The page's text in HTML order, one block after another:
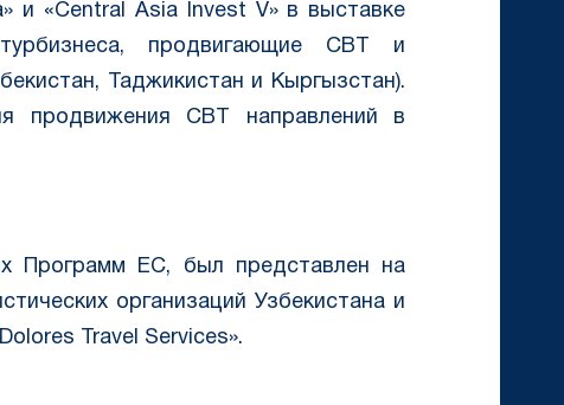
и «Central Asia Invest V» в выставке
продвигающие CBT и
Таджикистан и Кыргызстан).
продвижения CBT направлений в
Программ ЕС, был представлен на
организаций Узбекистана и
Travel Services».